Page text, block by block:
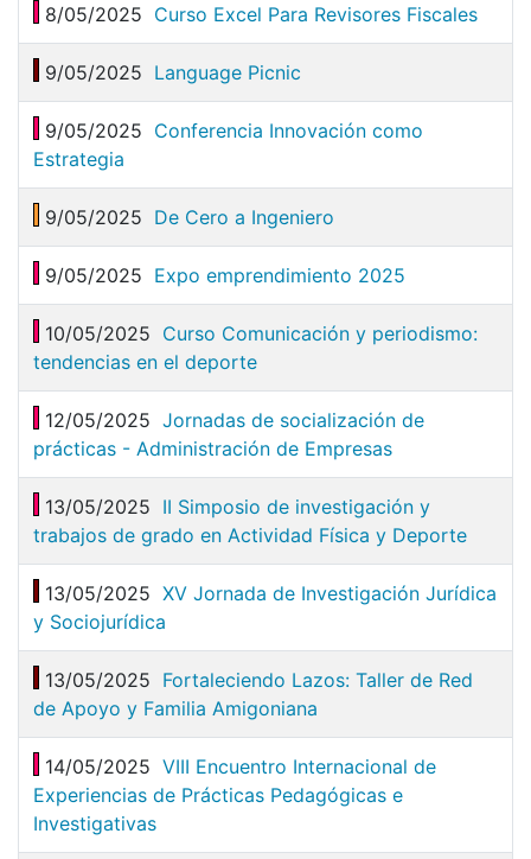
8/05/2025 Curso Excel Para Revisores Fiscales
9/05/2025 Language Picnic
9/05/2025 Conferencia Innovación como
Estrategia
9/05/2025 De Cero a Ingeniero
9/05/2025 Expo emprendimiento 2025
10/05/2025 Curso Comunicación y periodismo:
tendencias en el deporte
12/05/2025 Jornadas de socialización de
prácticas - Administración de Empresas
13/05/2025 II Simposio de investigación y
trabajos de grado en Actividad Física y Deporte
13/05/2025 XV Jornada de Investigación Jurídica
y Sociojurídica
13/05/2025 Fortaleciendo Lazos: Taller de Red
de Apoyo y Familia Amigoniana
14/05/2025 VIII Encuentro Internacional de
Experiencias de Prácticas Pedagógicas e
Investigativas